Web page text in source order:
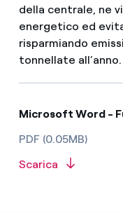
della centrale, ne
energetico ed
risparmiando
tonnellate all’anno.
Microsoft Word -
PDF (0.05MB)
Scarica